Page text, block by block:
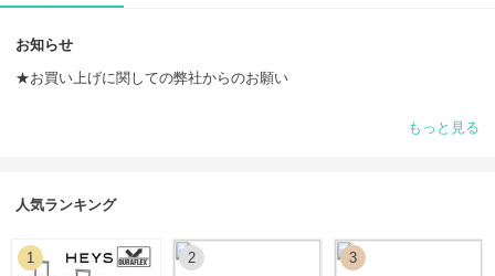
お知らせ
★お買い上げに関しての弊社からのお願い
＊ご注文前は必ず弊店まで在庫確認についてお問い合わせください。買
付先の在庫状況は常に変動しており、ご希望の商品をお買い付けできな
＊弊社は100％純正品のみを取り扱っております。
＊念のためにご注文から商品が届くまでの期間を7日～21日に設定して
おりますが、なるべく最短の7日～10日以内にご配送できるよう尽力い
もっと見る
人気ランキング
1 2 3